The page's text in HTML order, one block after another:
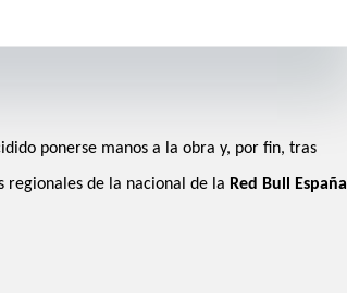
ponerse manos a la obra y, por fin, tras
regionales de la nacional de la Red Bull España